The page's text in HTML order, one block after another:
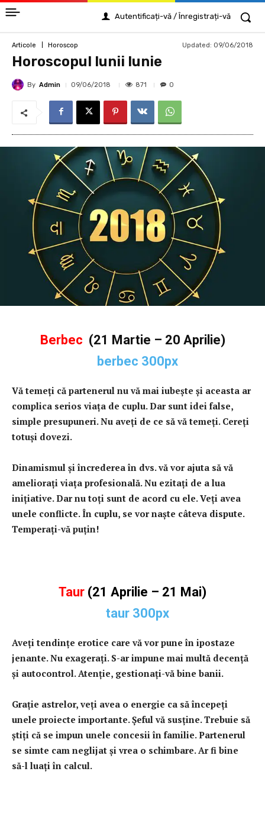
Autentificați-vă / Înregistrați-vă
Articole Horoscop Updated: 09/06/2018
Horoscopul lunii Iunie
By Admin 09/06/2018 871 0
Berbec (21 Martie – 20 Aprilie)
Vă temeţi că partenerul nu vă mai iubeşte şi aceasta ar
complica serios viaţa de cuplu. Dar sunt idei false,
simple presupuneri. Nu aveţi de ce să vă temeţi. Cereţi
totuşi dovezi.
Dinamismul şi încrederea în dvs. vă vor ajuta să vă
amelioraţi viaţa profesională. Nu ezitaţi de a lua
iniţiative. Dar nu toţi sunt de acord cu ele. Veţi avea
unele conflicte. În cuplu, se vor naşte câteva dispute.
Temperaţi-vă puţin!
Taur (21 Aprilie – 21 Mai)
Aveţi tendinţe erotice care vă vor pune în ipostaze
jenante. Nu exageraţi. S-ar impune mai multă decenţă
şi autocontrol. Atenţie, gestionaţi-vă bine banii.
Graţie astrelor, veţi avea o energie ca să începeţi
unele proiecte importante. Şeful vă susţine. Trebuie să
ştiţi că se impun unele concesii în familie. Partenerul
se simte cam neglijat şi vrea o schimbare. Ar fi bine
să-l luaţi în calcul.